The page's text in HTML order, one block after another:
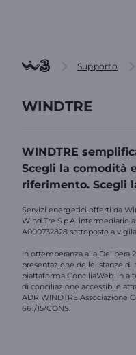
Supporto
WINDTRE
WINDTRE
Scegli la comodità
riferimento. Scegli
Servizi energetici offerti da
Wind Tre S.p.A. intermediario
A000732828 sottoposto a
In ottemperanza alla Delibera
presentazione delle istanze di
piattaforma ConciliaWeb. In
di conciliazione accessibile
ADR WINDTRE Associazione
661/15/CONS.